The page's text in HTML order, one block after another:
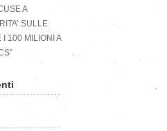
A
SULLE
I 100 MILIONI A